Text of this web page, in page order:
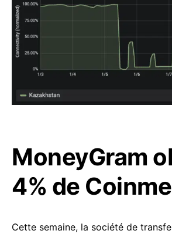
MoneyGram
4% de Coinme
Cette semaine, la société de